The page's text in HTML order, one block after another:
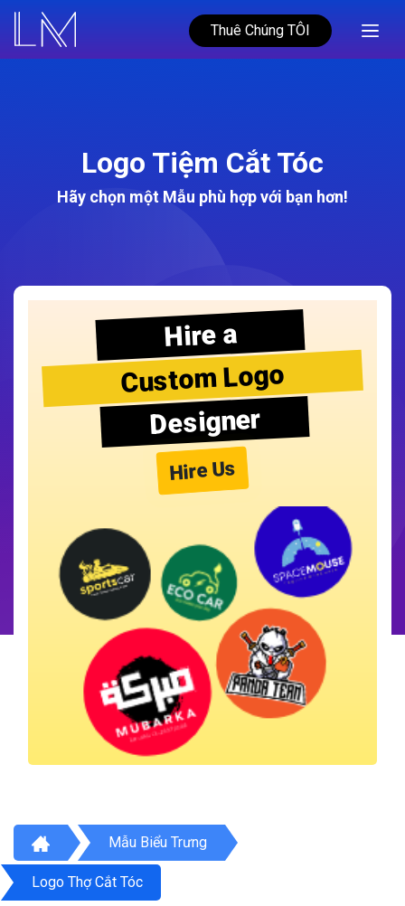
Thuê Chúng TÔI
Logo Tiệm Cắt Tóc
Hãy chọn một Mẫu phù hợp với bạn hơn!
Hire a
Custom Logo
Designer
Hire Us
Mẫu Biểu Trưng
Logo Thợ Cắt Tóc